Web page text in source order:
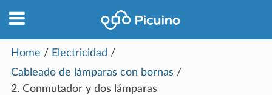
Home / Electricidad /
Cableado de lámparas con bornas /
2. Conmutador y dos lámparas